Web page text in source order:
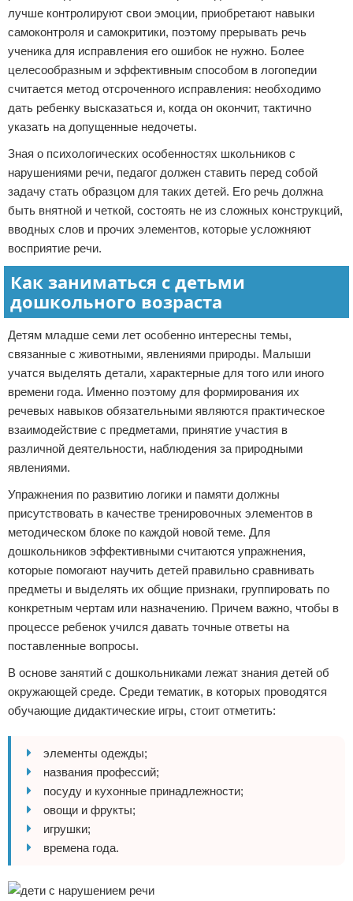
лучше контролируют свои эмоции, приобретают навыки
самоконтроля и самокритики, поэтому прерывать речь
ученика для исправления его ошибок не нужно. Более
целесообразным и эффективным способом в логопедии
считается метод отсроченного исправления: необходимо
дать ребенку высказаться и, когда он окончит, тактично
указать на допущенные недочеты.
Зная о психологических особенностях школьников с
нарушениями речи, педагог должен ставить перед собой
задачу стать образцом для таких детей. Его речь должна
быть внятной и четкой, состоять не из сложных конструкций,
вводных слов и прочих элементов, которые усложняют
восприятие речи.
Как заниматься с детьми
дошкольного возраста
Детям младше семи лет особенно интересны темы,
связанные с животными, явлениями природы. Малыши
учатся выделять детали, характерные для того или иного
времени года. Именно поэтому для формирования их
речевых навыков обязательными являются практическое
взаимодействие с предметами, принятие участия в
различной деятельности, наблюдения за природными
явлениями.
Упражнения по развитию логики и памяти должны
присутствовать в качестве тренировочных элементов в
методическом блоке по каждой новой теме. Для
дошкольников эффективными считаются упражнения,
которые помогают научить детей правильно сравнивать
предметы и выделять их общие признаки, группировать по
конкретным чертам или назначению. Причем важно, чтобы в
процессе ребенок учился давать точные ответы на
поставленные вопросы.
В основе занятий с дошкольниками лежат знания детей об
окружающей среде. Среди тематик, в которых проводятся
обучающие дидактические игры, стоит отметить:
элементы одежды;
названия профессий;
посуду и кухонные принадлежности;
овощи и фрукты;
игрушки;
времена года.